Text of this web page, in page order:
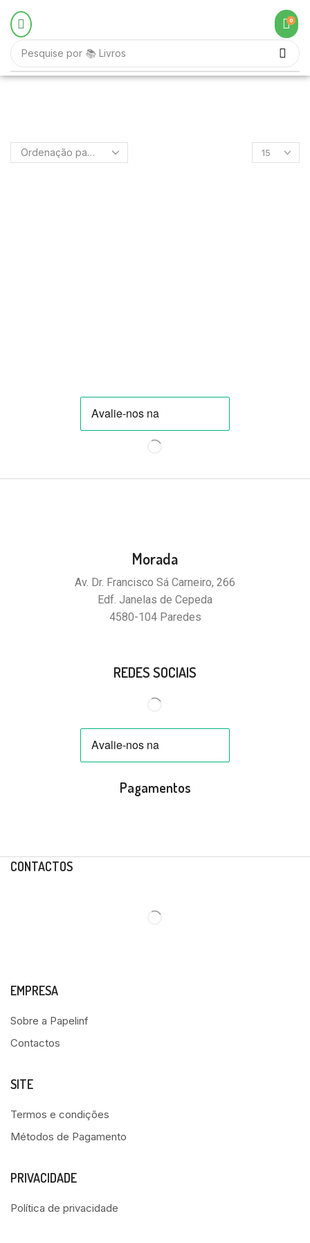
Pesquise por 📚 Livros
0
Morada
Av. Dr. Francisco Sá Carneiro, 266
Edf. Janelas de Cepeda
4580-104 Paredes
REDES SOCIAIS
Pagamentos
CONTACTOS
EMPRESA
Sobre a Papelinf
Contactos
SITE
Termos e condições
Métodos de Pagamento
PRIVACIDADE
Política de privacidade